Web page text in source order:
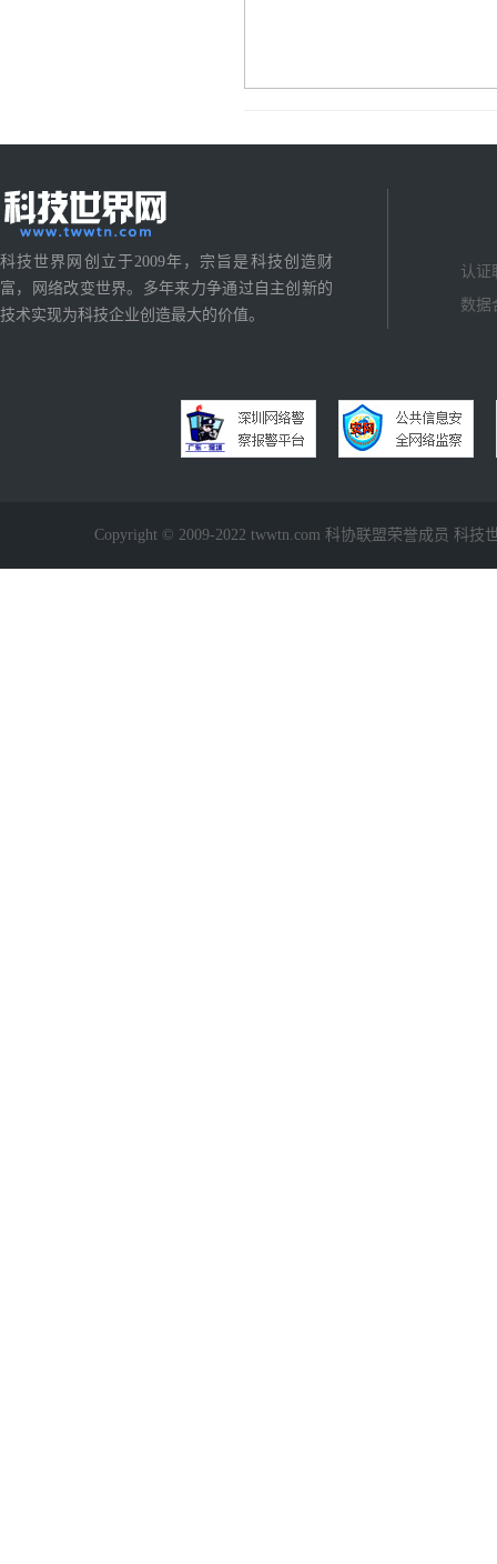
科技世界网创立于2009年，宗旨是科技创造财
富，网络改变世界。多年来力争通过自主创新的
技术实现为科技企业创造最大的价值。
认证
数据
Copyright © 2009-2022 twwtn.com 科协联盟荣誉成员 科